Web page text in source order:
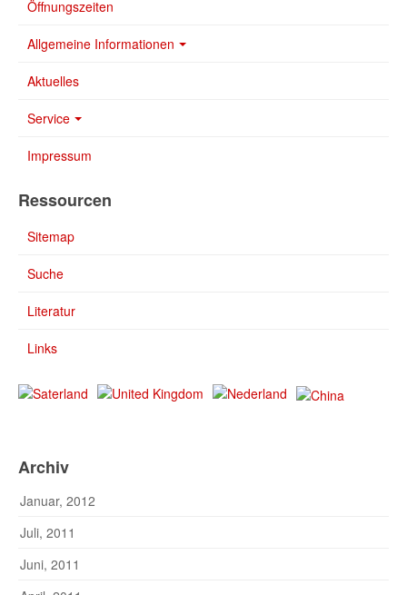
Öffnungszeiten
Allgemeine Informationen
Aktuelles
Service
Impressum
Ressourcen
Sitemap
Suche
Literatur
Links
Archiv
Januar, 2012
Juli, 2011
Juni, 2011